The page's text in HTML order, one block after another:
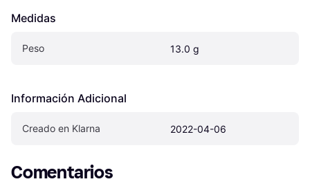
Medidas
Peso 13.0 g
Información Adicional
Creado en Klarna 2022-04-06
Comentarios